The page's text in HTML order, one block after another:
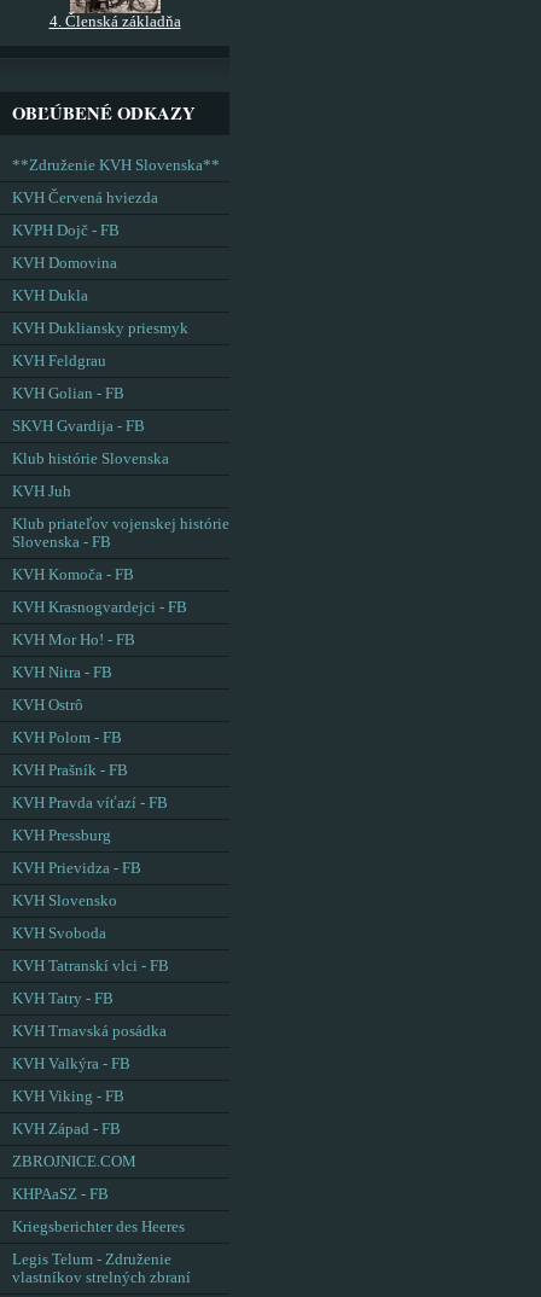
4. Členská základňa
OBĽÚBENÉ ODKAZY
**Združenie KVH Slovenska**
KVH Červená hviezda
KVPH Dojč - FB
KVH Domovina
KVH Dukla
KVH Dukliansky priesmyk
KVH Feldgrau
KVH Golian - FB
SKVH Gvardija - FB
Klub histórie Slovenska
KVH Juh
Klub priateľov vojenskej histórie
Slovenska - FB
KVH Komoča - FB
KVH Krasnogvardejci - FB
KVH Mor Ho! - FB
KVH Nitra - FB
KVH Ostrô
KVH Polom - FB
KVH Prašník - FB
KVH Pravda víťazí - FB
KVH Pressburg
KVH Prievidza - FB
KVH Slovensko
KVH Svoboda
KVH Tatranskí vlci - FB
KVH Tatry - FB
KVH Trnavská posádka
KVH Valkýra - FB
KVH Viking - FB
KVH Západ - FB
ZBROJNICE.COM
KHPAaSZ - FB
Kriegsberichter des Heeres
Legis Telum - Združenie
vlastníkov strelných zbraní